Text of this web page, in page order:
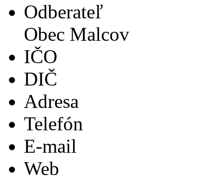
Odberateľ
Obec Malcov
IČO
DIČ
Adresa
Telefón
E-mail
Web